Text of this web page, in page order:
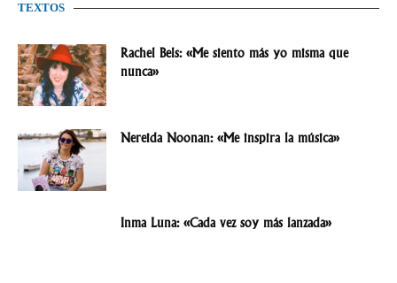
TEXTOS
Rachel Bels: «Me siento más yo misma que
nunca»
Nereida Noonan: «Me inspira la música»
Inma Luna: «Cada vez soy más lanzada»